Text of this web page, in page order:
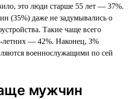
это люди старше 55 лет — 37%.
(35%) даже не задумывались о
Такие чаще всего
летних — 42%. Наконец, 3%
военнослужащими по сей
мужчин